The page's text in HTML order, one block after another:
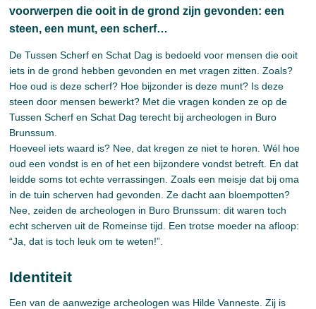
voorwerpen die ooit in de grond zijn gevonden: een
steen, een munt, een scherf…
De Tussen Scherf en Schat Dag is bedoeld voor mensen die ooit
iets in de grond hebben gevonden en met vragen zitten. Zoals?
Hoe oud is deze scherf? Hoe bijzonder is deze munt? Is deze
steen door mensen bewerkt? Met die vragen konden ze op de
Tussen Scherf en Schat Dag terecht bij archeologen in Buro
Brunssum.
Hoeveel iets waard is? Nee, dat kregen ze niet te horen. Wél hoe
oud een vondst is en of het een bijzondere vondst betreft. En dat
leidde soms tot echte verrassingen. Zoals een meisje dat bij oma
in de tuin scherven had gevonden. Ze dacht aan bloempotten?
Nee, zeiden de archeologen in Buro Brunssum: dit waren toch
echt scherven uit de Romeinse tijd. Een trotse moeder na afloop:
“Ja, dat is toch leuk om te weten!”.
Identiteit
Een van de aanwezige archeologen was Hilde Vanneste. Zij is